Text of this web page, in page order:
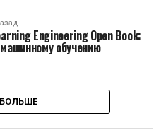
Engineering Open Book:
обучению